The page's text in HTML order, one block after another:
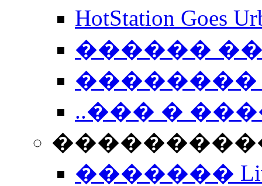
HotStation
������
��������
..��� �
����������
�������